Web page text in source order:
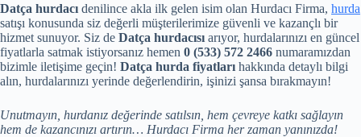
Datça hurdacı denilince akla ilk gelen isim olan Hurdacı Firma, hurda
satışı konusunda siz değerli müşterilerimize güvenli ve kazançlı bir
hizmet sunuyor. Siz de Datça hurdacısı arıyor, hurdalarınızı en güncel
fiyatlarla satmak istiyorsanız hemen 0 (533) 572 2466 numaramızdan
bizimle iletişime geçin! Datça hurda fiyatları hakkında detaylı bilgi
alın, hurdalarınızı yerinde değerlendirin, işinizi şansa bırakmayın!
Unutmayın, hurdanız değerinde satılsın, hem çevreye katkı sağlayın
hem de kazancınızı artırın… Hurdacı Firma her zaman yanınızda!